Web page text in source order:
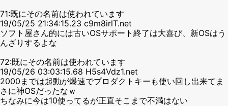
71:既にその名前は使われています
19/05/25 21:34:15.23 c9m8irlT.net
ソフト屋さん的には古いOSサポート終了は大喜び、新OSはう
んざりするよな
72:既にその名前は使われています
19/05/26 03:03:15.68 H5s4Vdz1.net
2000までは起動が爆速でプロダクトキーも使い回し出来てま
さに神OSだったなｗ
ちなみに今は10使ってるが正直そこまで不満はない